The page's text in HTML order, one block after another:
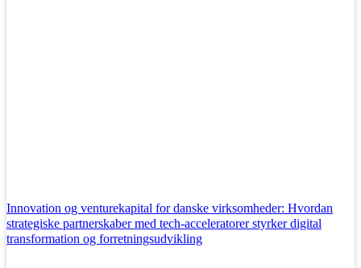
Innovation og venturekapital for danske virksomheder: Hvordan
strategiske partnerskaber med tech-acceleratorer styrker digital
transformation og forretningsudvikling